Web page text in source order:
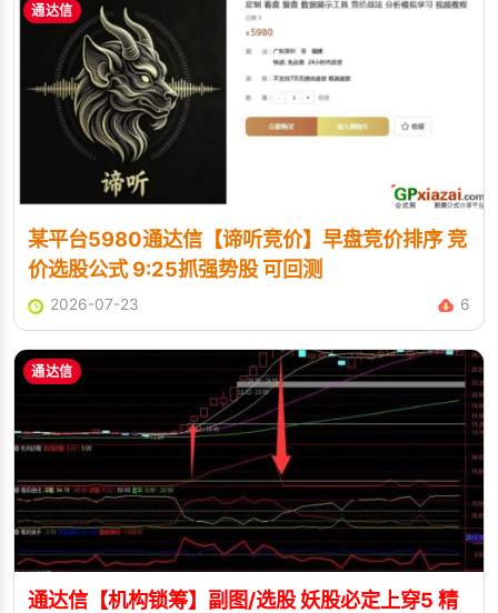
通达信
某平台5980通达信【谛听竞价】早盘竞价排序 竞
价选股公式 9:25抓强势股 可回测
2026-07-23 6
通达信
通达信【机构锁筹】副图/选股 妖股必定上穿5 精